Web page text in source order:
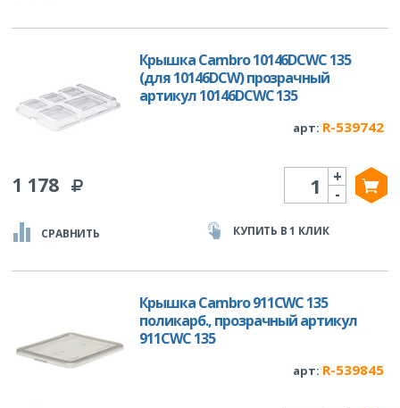
Крышка Cambro 10146DCWC 135
(для 10146DCW) прозрачный
артикул 10146DCWC 135
арт: R-539742
1 178 Количество
-
+
СРАВНИТЬ КУПИТЬ В 1 КЛИК
Крышка Cambro 911CWC 135
поликарб., прозрачный артикул
911CWC 135
арт: R-539845